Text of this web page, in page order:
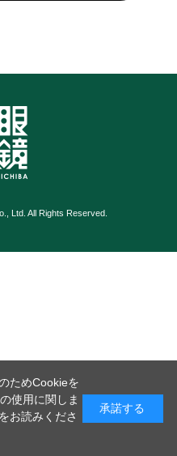
Ltd. All Rights Reserved.
ためCookieを
使用に関しま
お読みくださ
承諾する